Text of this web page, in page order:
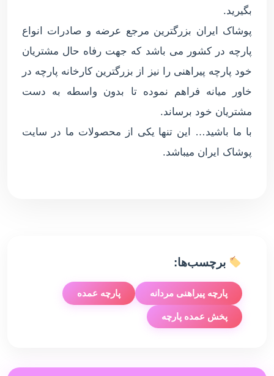
بگیرید.
پوشاک ایران بزرگترین مرجع عرضه و صادرات انواع
پارچه در کشور می باشد که جهت رفاه حال مشتریان
خود پارچه پیراهنی را نیز از بزرگترین کارخانه پارچه در
خاور میانه فراهم نموده تا بدون واسطه به دست
مشتریان خود برساند.
با ما باشید… این تنها یکی از محصولات ما در سایت
پوشاک ایران میباشد.
برچسب‌ها:
پارچه پیراهنی مردانه پارچه عمده
پخش عمده پارچه